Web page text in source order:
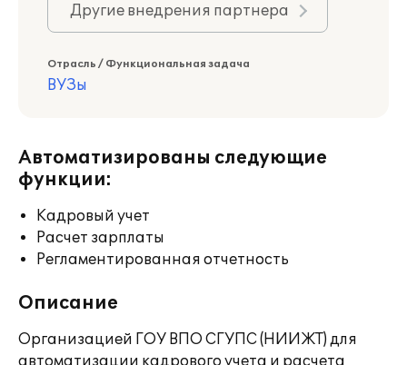
Другие внедрения партнера
Отрасль / Функциональная задача
ВУЗы
Автоматизированы следующие
функции:
Кадровый учет
Расчет зарплаты
Регламентированная отчетность
Описание
Организацией ГОУ ВПО СГУПС (НИИЖТ) для
автоматизации кадрового учета и расчета